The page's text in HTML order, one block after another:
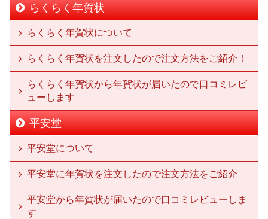
らくらく年賀状
らくらく年賀状について
らくらく年賀状を注文したので注文方法をご紹介！
らくらく年賀状から年賀状が届いたので口コミレビ
ューします
平安堂
平安堂について
平安堂に年賀状を注文したので注文方法をご紹介
平安堂から年賀状が届いたので口コミレビューしま
す